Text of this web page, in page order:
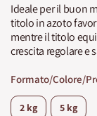
Ideale per il buon
titolo in azoto
mentre il titolo
crescita regolare e
Formato/Colore/
2 kg 5 kg